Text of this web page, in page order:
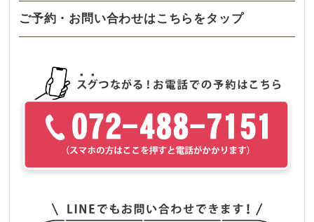
ご予約・お問い合わせはこちらをタップ